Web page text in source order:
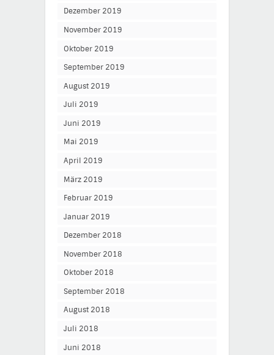
Dezember 2019
November 2019
Oktober 2019
September 2019
August 2019
Juli 2019
Juni 2019
Mai 2019
April 2019
März 2019
Februar 2019
Januar 2019
Dezember 2018
November 2018
Oktober 2018
September 2018
August 2018
Juli 2018
Juni 2018